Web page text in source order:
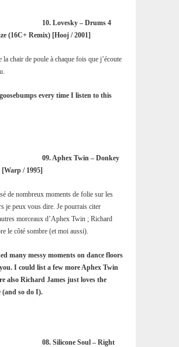
10. Lovesky – Drums 4
(16C+ Remix) [Hooj / 2001]
la chair de poule à chaque fois que j’écoute
every time I listen to this
09. Aphex Twin – Donkey
/ 1995]
de nombreux moments de folie sur les
je peux vous dire. Je pourrais citer
morceaux d’Aphex Twin ; Richard
le côté sombre (et moi aussi).
many messy moments on dance floors
I could list a few more Aphex Twin
also Richard James just loves the
(and so do I).
08. Silicone Soul – Right